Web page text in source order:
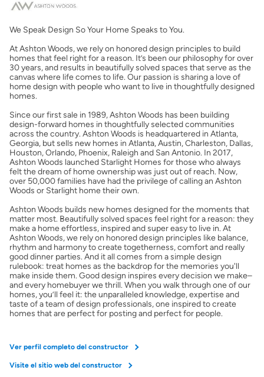
Obtener mi puntaje de crédito
Calcular mi hipoteca
Preparar mi casa para la venta
Seguro de propietarios
We Speak Design So Your Home Speaks to You.
At Ashton Woods, we rely on honored design principles to build
homes that feel right for a reason. It’s been our philosophy for over
30 years, and results in beautifully solved spaces that serve as the
canvas where life comes to life. Our passion is sharing a love of
home design with people who want to live in thoughtfully designed
homes.
Since our first sale in 1989, Ashton Woods has been building
design-forward homes in thoughtfully selected communities
across the country. Ashton Woods is headquartered in Atlanta,
Georgia, but sells new homes in Atlanta, Austin, Charleston, Dallas,
Houston, Orlando, Phoenix, Raleigh and San Antonio. In 2017,
Ashton Woods launched Starlight Homes for those who always
felt the dream of home ownership was just out of reach. Now,
over 50,000 families have had the privilege of calling an Ashton
Woods or Starlight home their own.
Ashton Woods builds new homes designed for the moments that
matter most. Beautifully solved spaces feel right for a reason: they
make a home effortless, inspired and super easy to live in. At
Ashton Woods, we rely on honored design principles like balance,
rhythm and harmony to create togetherness, comfort and really
good dinner parties. And it all comes from a simple design
rulebook: treat homes as the backdrop for the memories you'll
make inside them. Good design inspires every decision we make–
and every homebuyer we thrill. When you walk through one of our
homes, you’ll feel it: the unparalleled knowledge, expertise and
taste of a team of design professionals, one inspired to create
homes that are perfect for posting and perfect for people.
Ver perfil completo del constructor
Visite el sitio web del constructor